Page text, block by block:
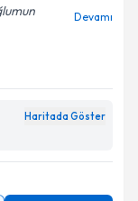
Devamı
Haritada Göster